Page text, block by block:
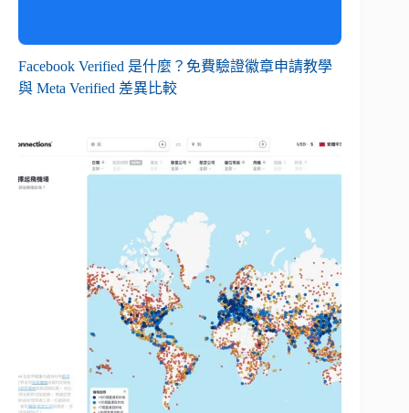
Facebook Verified 是什麼？免費驗證徽章申請教學
與 Meta Verified 差異比較